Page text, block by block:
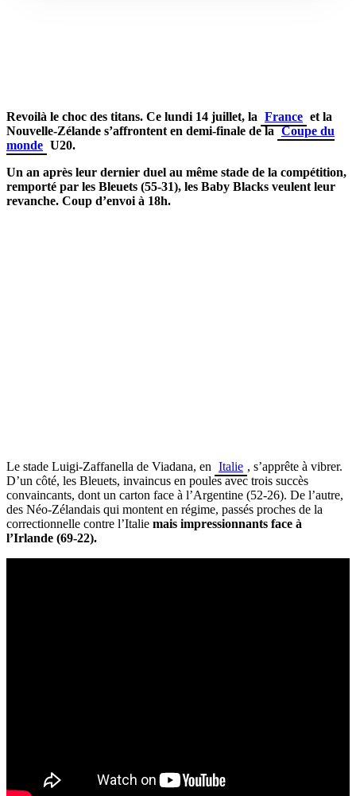
Revoilà le choc des titans. Ce lundi 14 juillet, la France et la
Nouvelle-Zélande s’affrontent en demi-finale de la Coupe du
monde U20.
Un an après leur dernier duel au même stade de la compétition,
remporté par les Bleuets (55-31), les Baby Blacks veulent leur
revanche. Coup d’envoi à 18h.
Le stade Luigi-Zaffanella de Viadana, en Italie , s’apprête à vibrer.
D’un côté, les Bleuets, invaincus en poules avec trois succès
convaincants, dont un carton face à l’Argentine (52-26). De l’autre,
des Néo-Zélandais qui montent en régime, passés proches de la
correctionnelle contre l’Italie mais impressionnants face à
l’Irlande (69-22).